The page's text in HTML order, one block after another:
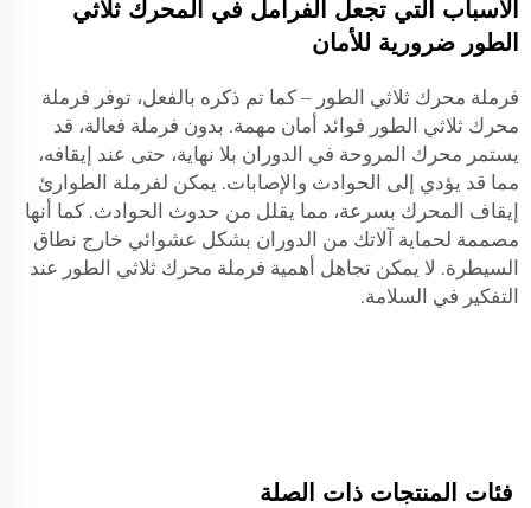
الأسباب التي تجعل الفرامل في المحرك ثلاثي
الطور ضرورية للأمان
فرملة محرك ثلاثي الطور – كما تم ذكره بالفعل، توفر فرملة
محرك ثلاثي الطور فوائد أمان مهمة. بدون فرملة فعالة، قد
يستمر محرك المروحة في الدوران بلا نهاية، حتى عند إيقافه،
مما قد يؤدي إلى الحوادث والإصابات. يمكن لفرملة الطوارئ
إيقاف المحرك بسرعة، مما يقلل من حدوث الحوادث. كما أنها
مصممة لحماية آلاتك من الدوران بشكل عشوائي خارج نطاق
السيطرة. لا يمكن تجاهل أهمية فرملة محرك ثلاثي الطور عند
التفكير في السلامة.
فئات المنتجات ذات الصلة